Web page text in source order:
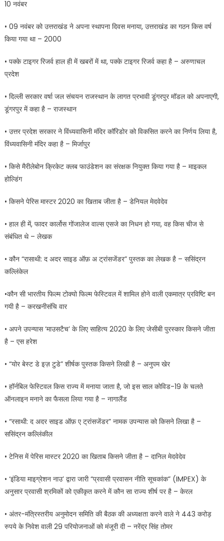
10 नवंबर
• 09 नवंबर को उत्तराखंड ने अपना स्थापना दिवस मनाया, उत्तराखंड का गठन किस वर्ष
किया गया था – 2000
• पक्के टाइगर रिजर्व हाल ही में खबरों में था, पक्के टाइगर रिजर्व कहा है – अरुणाचल
प्रदेश
• दिल्ली सरकार वर्षा जल संचयन राजस्थान के लागत प्रभावी डूंगरपुर मॉडल को अपनाएगी,
डूंगरपुर में कहा है – राजस्थान
• उत्तर प्रदेश सरकार ने विंध्यवासिनी मंदिर कॉरिडोर को विकसित करने का निर्णय लिया है,
विंध्यवासिनी मंदिर कहा है – मिर्जापुर
• किसे मैरीलेबोन क्रिकेट क्लब फाउंडेशन का संरक्षक नियुक्त किया गया है – माइकल
होल्डिंग
• किसने पेरिस मास्टर 2020 का खिताब जीता है – डेनियल मेदवेदेव
• हाल ही में, फादर कार्लोस गोंजालेज वाल्स एसजे का निधन हो गया, वह किस चीज से
संबंधित थे – लेखक
• कौन “रासाथी: द अदर साइड ऑफ़ अ ट्रांसजेंडर” पुस्तक का लेखक है – ससिंद्रन
कल्लिंकेल
•कौन सी भारतीय फिल्म टोक्यो फिल्म फेस्टिवल में शामिल होने वाली एकमात्र प्रविष्टि बन
गयी है – करखनीसंचि वार
• अपने उपन्यास ‘माउसटैच’ के लिए साहित्य 2020 के लिए जेसीबी पुरस्कार किसने जीता
है – एस हरेश
• “योर बेस्ट डे इज़ टुडे” शीर्षक पुस्तक किसने लिखी है – अनुपम खेर
• हॉर्नबिल फेस्टिवल किस राज्य में मनाया जाता है, जो इस साल कोविड-19 के चलते
ऑनलाइन मनाने का फैसला लिया गया है – नागालैंड
• “रसाथी: द अदर साइड ऑफ़ ए ट्रांसजेंडर” नामक उपन्यास को किसने लिखा है –
ससिंद्रन कल्लिंकील
• टेनिस में पेरिस मास्टर 2020 का खिताब किसने जीता है – दानिल मेदवेदेव
• ‘इंडिया माइग्रेशन नाउ’ द्वारा जारी “प्रवासी प्रवासन नीति सूचकांक” (IMPEX) के
अनुसार प्रवासी श्रमिकों को एकीकृत करने में कौन सा राज्य शीर्ष पर है – केरल
• अंतर-मंत्रिस्तरीय अनुमोदन समिति की बैठक की अध्यक्षता करने वाले ने 443 करोड़
रुपये के निवेश वाली 29 परियोजनाओं को मंजूरी दी – नरेंद्र सिंह तोमर